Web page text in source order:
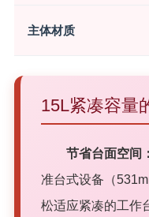
主体材质
15L紧凑容量
节省台面空间：
准台式设备（
松适应紧凑的工作